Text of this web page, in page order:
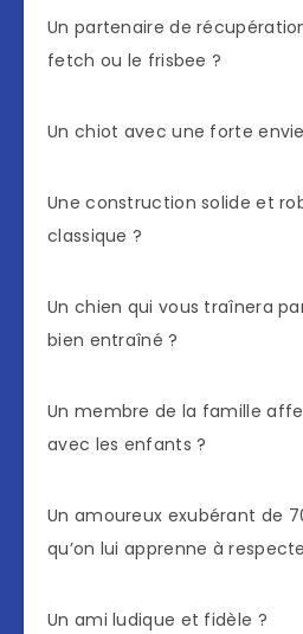
Un partenaire de
fetch ou le frisbee ?
Un chiot avec une forte
Une construction solide et
classique ?
Un chien qui vous traînera
bien entraîné ?
Un membre de la famille
avec les enfants ?
Un amoureux exubérant de
qu’on lui apprenne à
Un ami ludique et fidèle ?